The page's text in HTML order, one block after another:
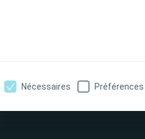
Nécessaires Préférences